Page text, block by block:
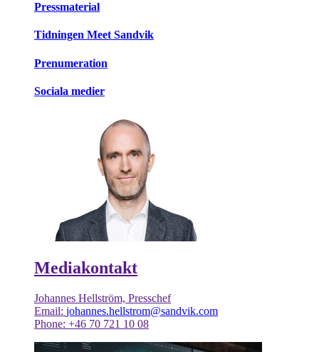
Pressmaterial
Tidningen Meet Sandvik
Prenumeration
Sociala medier
Mediakontakt
Johannes Hellström, Presschef
Email: johannes.hellstrom@sandvik.com
Phone: +46 70 721 10 08